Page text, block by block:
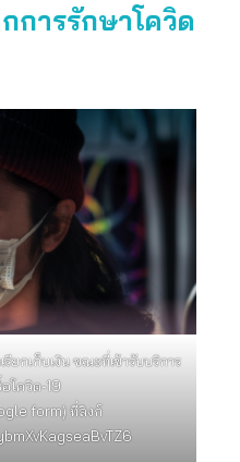
การรักษาโควิด
ยกเก็บเงิน ขณะที่เข้ารับบริการ
โควิด-19
form) ที่ลิงก์